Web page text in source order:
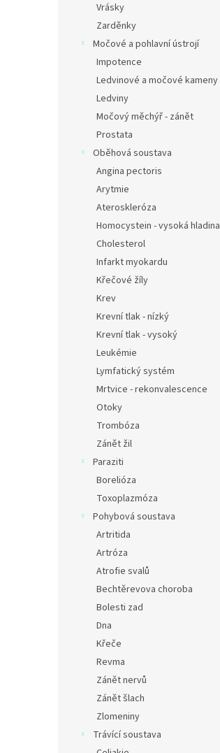
Vrásky
Zarděnky
Močové a pohlavní ústrojí
Impotence
Ledvinové a močové kameny
Ledviny
Močový měchýř - zánět
Prostata
Oběhová soustava
Angina pectoris
Arytmie
Ateroskleróza
Homocystein - vysoká hladina
Cholesterol
Infarkt myokardu
Křečové žíly
Krev
Krevní tlak - nízký
Krevní tlak - vysoký
Leukémie
Lymfatický systém
Mrtvice - rekonvalescence
Otoky
Trombóza
Zánět žil
Paraziti
Borelióza
Toxoplazmóza
Pohybová soustava
Artritida
Artróza
Atrofie svalů
Bechtěrevova choroba
Bolesti zad
Dna
Křeče
Revma
Zánět nervů
Zánět šlach
Zlomeniny
Trávící soustava